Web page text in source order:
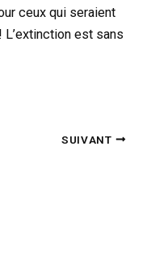
ceux qui seraient
est sans
SUIVANT